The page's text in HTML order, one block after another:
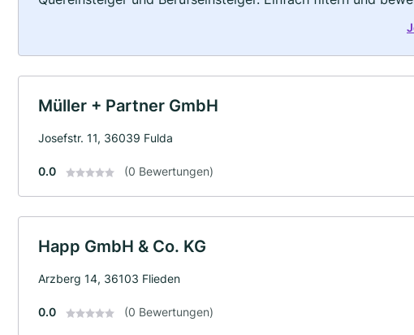
Müller + Partner GmbH
Josefstr. 11, 36039 Fulda
0.0 (0 Bewertungen)
Happ GmbH & Co. KG
Arzberg 14, 36103 Flieden
0.0 (0 Bewertungen)